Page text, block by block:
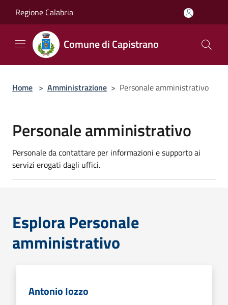
Regione Calabria
Comune di Capistrano
Home > Amministrazione > Personale amministrativo
Personale amministrativo
Personale da contattare per informazioni e supporto ai
servizi erogati dagli uffici.
Esplora Personale
amministrativo
Antonio Iozzo